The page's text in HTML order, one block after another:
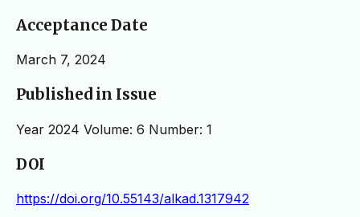
Acceptance Date
March 7, 2024
Published in Issue
Year 2024 Volume: 6 Number: 1
DOI
https://doi.org/10.55143/alkad.1317942